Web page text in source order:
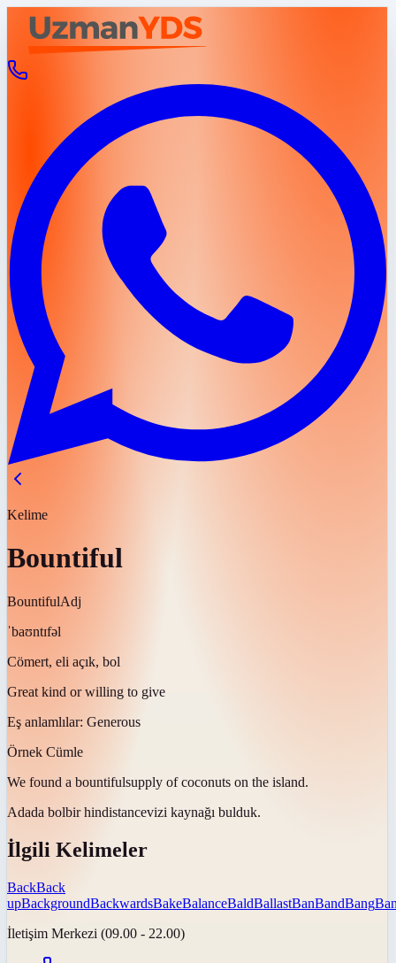
Kelime
Bountiful
BountifulAdj
ˈbaʊntɪfəl
Cömert, eli açık, bol
Great kind or willing to give
Eş anlamlılar: Generous
Örnek Cümle
We found a bountifulsupply of coconuts on the island.
Adada bolbir hindistancevizi kaynağı bulduk.
İlgili Kelimeler
BackBack
upBackgroundBackwardsBakeBalanceBaldBallastBanBandBang
İletişim Merkezi (09.00 - 22.00)